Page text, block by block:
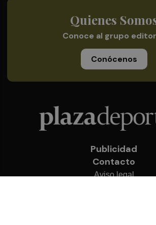
Quienes
Conoce al grupo
Conócenos
Publicidad
Contacto
Aviso legal